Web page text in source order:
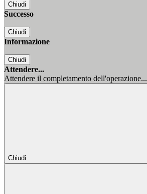
Chiudi
Successo
Chiudi
Informazione
Chiudi
Attendere...
Attendere il completamento dell'operazione...
Chiudi